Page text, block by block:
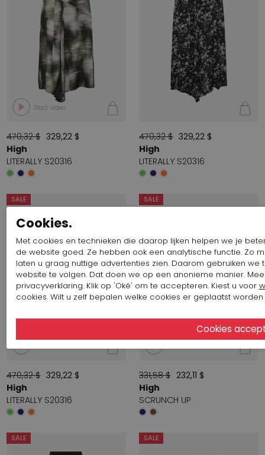
Start video
470,32 $ 329,22 $
High
LITERALLY S20316
470,32 $ 329,22 $
High
LITERALLY S20316
SALE
470,32 $ 329,22 $
High
LITERALLY S20316
SALE
331,58 $ 232,11 $
High
SCRUNCH UP
SALE SALE
Cookies.
Met cookies en technieken die daarop lijken helpen we je
de website goed. Ze hebben ook een analytische functie. Zo
laten u graag nuttige advertenties zien. Daarom gebruiken
website te volgen. Dat doen we op een anonieme manier.
privacyverklaring. Klik op 'Oké' om te accepteren. Kiest u voor
cookies. Wilt u zelf bepalen welke cookies er geplaatst